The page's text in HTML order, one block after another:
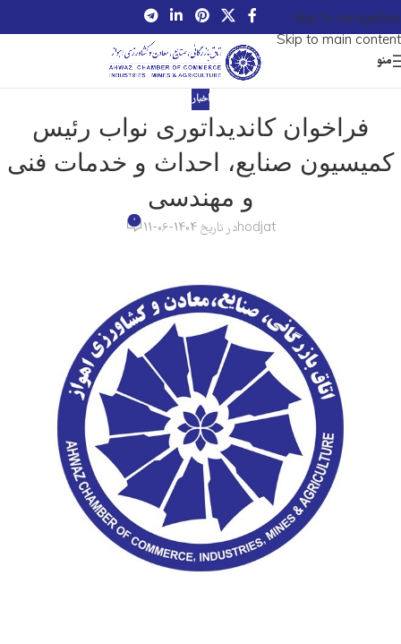
Skip to navigation
Skip to main content
منو
اخبار
فراخوان کاندیداتوری نواب رئیس
کمیسیون صنایع، احداث و خدمات فنی
و مهندسی
hodjatدر تاریخ 1404-06-11 0